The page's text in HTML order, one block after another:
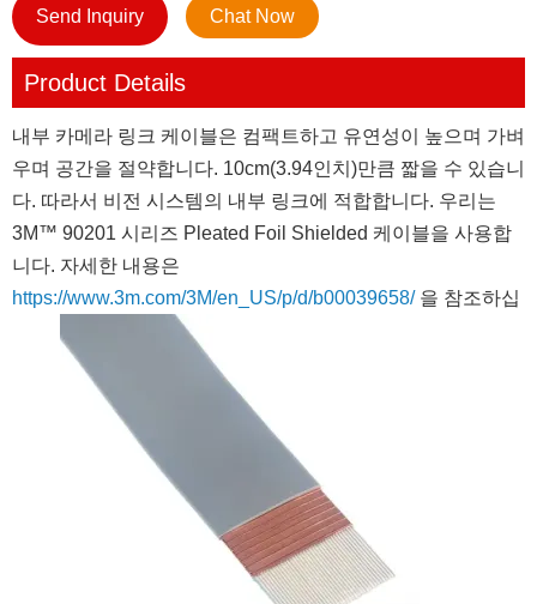
Send Inquiry Chat Now
Product Details
내부 카메라 링크 케이블은 컴팩트하고 유연성이 높으며 가벼
우며 공간을 절약합니다. 10cm(3.94인치)만큼 짧을 수 있습니
다. 따라서 비전 시스템의 내부 링크에 적합합니다. 우리는
3M™ 90201 시리즈 Pleated Foil Shielded 케이블을 사용합
니다. 자세한 내용은
https://www.3m.com/3M/en_US/p/d/b00039658/을 참조하십